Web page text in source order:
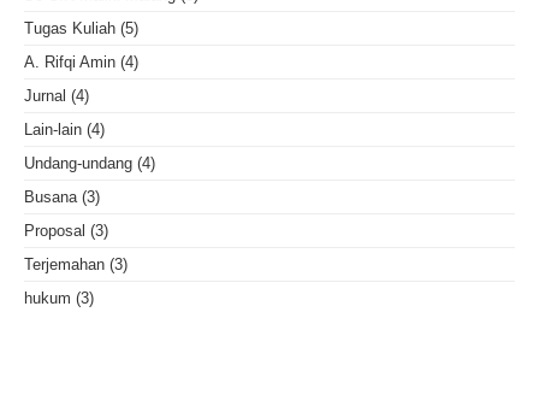
Tugas Kuliah (5)
A. Rifqi Amin (4)
Jurnal (4)
Lain-lain (4)
Undang-undang (4)
Busana (3)
Proposal (3)
Terjemahan (3)
hukum (3)